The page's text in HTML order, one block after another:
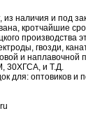
наличия и под
кротчайшие
производства
гвозди,
и наплавочной
и Т.Д.
для: оптовиков и